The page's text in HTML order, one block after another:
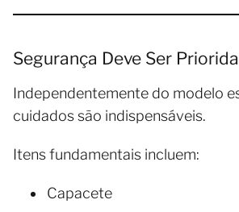
Segurança Deve Ser
Independentemente do modelo
cuidados são indispensáveis.
Itens fundamentais incluem:
Capacete